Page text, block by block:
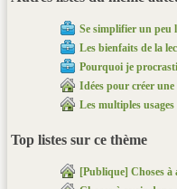
Se simplifier un peu
Les bienfaits de la
Pourquoi je
Idées pour créer
Les multiples
Top listes sur ce thème
[Publique] Choses